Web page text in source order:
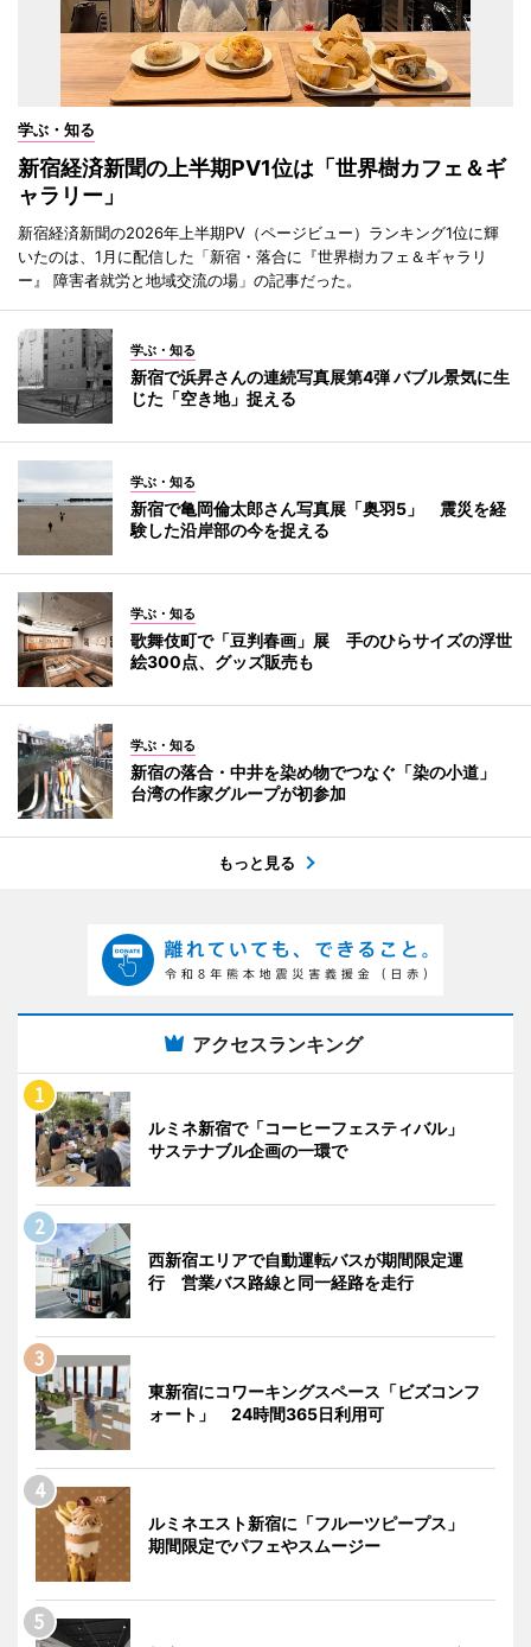
学ぶ・知る
新宿経済新聞の上半期PV1位は「世界樹カフェ＆ギ
ャラリー」
新宿経済新聞の2026年上半期PV（ページビュー）ランキング1位に輝
いたのは、1月に配信した「新宿・落合に『世界樹カフェ＆ギャラリ
ー』 障害者就労と地域交流の場」の記事だった。
学ぶ・知る
新宿で浜昇さんの連続写真展第4弾 バブル景気に生
じた「空き地」捉える
学ぶ・知る
新宿で亀岡倫太郎さん写真展「奥羽5」 震災を経
験した沿岸部の今を捉える
学ぶ・知る
歌舞伎町で「豆判春画」展 手のひらサイズの浮世
絵300点、グッズ販売も
学ぶ・知る
新宿の落合・中井を染め物でつなぐ「染の小道」
台湾の作家グループが初参加
もっと見る
アクセスランキング
ルミネ新宿で「コーヒーフェスティバル」
サステナブル企画の一環で
西新宿エリアで自動運転バスが期間限定運
行 営業バス路線と同一経路を走行
東新宿にコワーキングスペース「ビズコンフ
ォート」 24時間365日利用可
ルミネエスト新宿に「フルーツピープス」
期間限定でパフェやスムージー